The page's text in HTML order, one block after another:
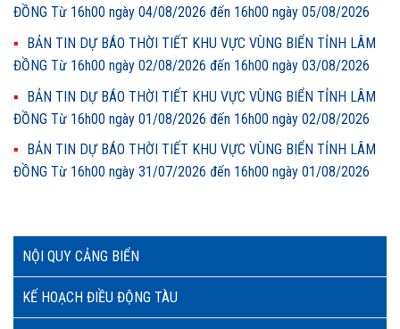
NỘI QUY CẢNG BIỂN
KẾ HOẠCH ĐIỀU ĐỘNG TÀU
ĐỒNG Từ 16h00 ngày 04/08/2026 đến 16h00 ngày 05/08/2026
BẢN TIN DỰ BÁO THỜI TIẾT KHU VỰC VÙNG BIỂN TỈNH LÂM
ĐỒNG Từ 16h00 ngày 02/08/2026 đến 16h00 ngày 03/08/2026
BẢN TIN DỰ BÁO THỜI TIẾT KHU VỰC VÙNG BIỂN TỈNH LÂM
ĐỒNG Từ 16h00 ngày 01/08/2026 đến 16h00 ngày 02/08/2026
BẢN TIN DỰ BÁO THỜI TIẾT KHU VỰC VÙNG BIỂN TỈNH LÂM
ĐỒNG Từ 16h00 ngày 31/07/2026 đến 16h00 ngày 01/08/2026